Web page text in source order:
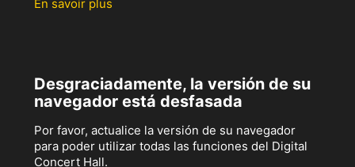
En savoir plus
Desgraciadamente, la versión de su
navegador está desfasada
Por favor, actualice la versión de su navegador
para poder utilizar todas las funciones del Digital
Concert Hall.